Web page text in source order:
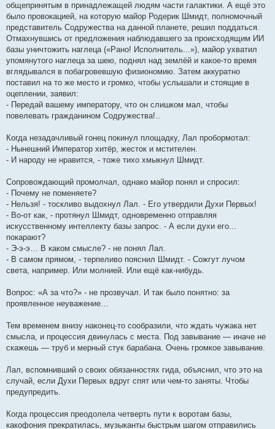
общепринятым в принадлежащей людям части галактики. А ещё это
было провокацией, на которую майор Родерик Шмидт, полномочный
представитель Содружества на данной планете, решил поддаться.
Отмахнувшись от предложения наблюдавшего за происходящим ИИ
базы уничтожить наглеца («Рано! Исполнитель...»), майор ухватил
упомянутого наглеца за шею, поднял над землёй и какое-то время
вглядывался в побагровевшую физиономию. Затем аккуратно
поставил на то же место и громко, чтобы услышали и стоящие в
оцеплении, заявил:
- Передай вашему императору, что он слишком мал, чтобы
повелевать гражданином Содружества!..
Когда незадачливый гонец покинул площадку, Лал пробормотал:
- Нынешний Император хитёр, жесток и мстителен.
- И народу не нравится, - тоже тихо хмыкнул Шмидт.
Сопровождающий промолчал, однако майор понял и спросил:
- Почему не поменяете?
- Нельзя! - тоскливо выдохнул Лал. - Его утвердили Духи Первых!
- Во-от как, - протянул Шмидт, одновременно отправляя
искусственному интеллекту базы запрос. - А если духи его...
покарают?
- Э-э-э… В каком смысле? - не понял Лал.
- В самом прямом, - терпеливо пояснил Шмидт. - Сожгут лучом
света, например. Или молнией. Или ещё как-нибудь.
Вопрос: «А за что?» - не прозвучал. И так было понятно: за
проявленное неуважение…
Тем временем внизу наконец-то сообразили, что ждать чужака нет
смысла, и процессия двинулась с места. Под завывание — иначе не
скажешь — труб и мерный стук барабана. Очень громкое завывание.
Лал, вспомнивший о своих обязанностях гида, объяснил, что это на
случай, если Духи Первых вдруг спят или чем-то заняты. Чтобы
предупредить.
Когда процессия преодолела четверть пути к воротам базы,
какофония прекратилась, музыканты быстрым шагом отправились